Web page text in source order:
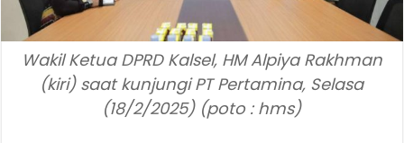
Wakil Ketua DPRD Kalsel, HM Alpiya Rakhman
(kiri) saat kunjungi PT Pertamina, Selasa
(18/2/2025) (poto : hms)